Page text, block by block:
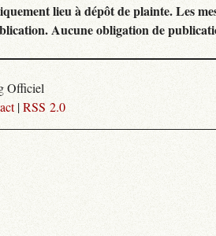
lieu à dépôt de plainte. Les
Aucune obligation de
Officiel
|RSS 2.0